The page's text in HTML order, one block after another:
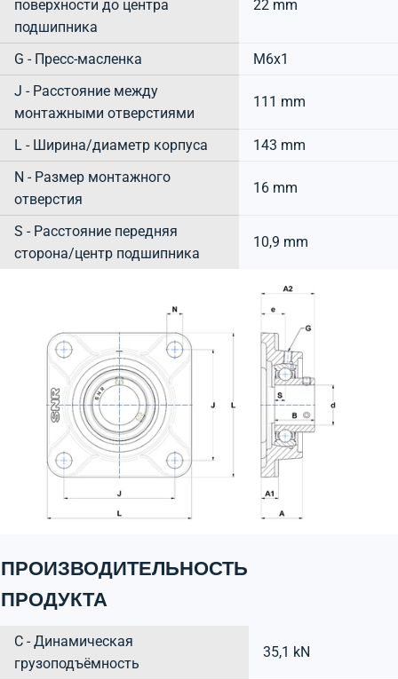
поверхности до центра
подшипника
22 mm
G - Пресс-масленка
M6x1
J - Расстояние между
монтажными отверстиями
111 mm
L - Ширина/диаметр корпуса
143 mm
N - Размер монтажного
отверстия
16 mm
S - Расстояние передняя
сторона/центр подшипника
10,9 mm
ПРОИЗВОДИТЕЛЬНОСТЬ
ПРОДУКТА
C - Динамическая
грузоподъёмность
35,1 kN